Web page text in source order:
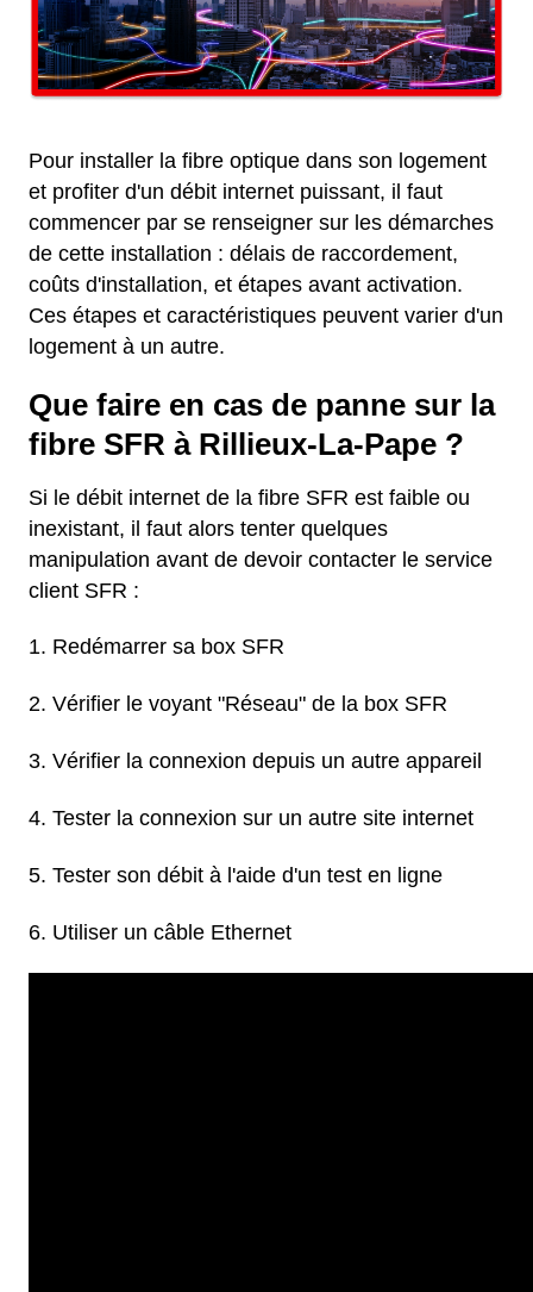
Pour installer la fibre optique dans son logement
et profiter d'un débit internet puissant, il faut
commencer par se renseigner sur les démarches
de cette installation : délais de raccordement,
coûts d'installation, et étapes avant activation.
Ces étapes et caractéristiques peuvent varier d'un
logement à un autre.
Que faire en cas de panne sur la
fibre SFR à Rillieux-La-Pape ?
Si le débit internet de la fibre SFR est faible ou
inexistant, il faut alors tenter quelques
manipulation avant de devoir contacter le service
client SFR :
Redémarrer sa box SFR
Vérifier le voyant "Réseau" de la box SFR
Vérifier la connexion depuis un autre appareil
Tester la connexion sur un autre site internet
Tester son débit à l'aide d'un test en ligne
Utiliser un câble Ethernet